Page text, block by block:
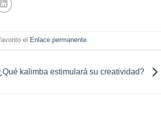
el Enlace permanente.
kalimba estimulará su creatividad?